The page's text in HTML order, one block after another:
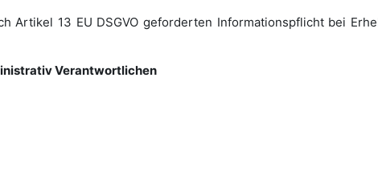
Artikel 13 EU DSGVO geforderten Informationspflicht bei
Verantwortlichen